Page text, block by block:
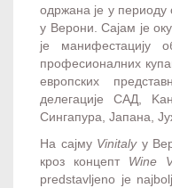
одржана је у
у Верони. Сајам је
је манифестацију
професионалних
европских
делегације САД,
Сингапура, Јапана,
На сајму Vinitalyу
кроз концепт Wine
predstavljeno je